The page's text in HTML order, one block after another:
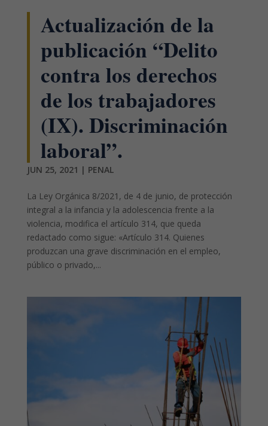
Actualización de la
publicación “Delito
contra los derechos
de los trabajadores
(IX). Discriminación
laboral”.
JUN 25, 2021 | PENAL
La Ley Orgánica 8/2021, de 4 de junio, de protección
integral a la infancia y la adolescencia frente a la
violencia, modifica el artículo 314, que queda
redactado como sigue: «Artículo 314. Quienes
produzcan una grave discriminación en el empleo,
público o privado,...